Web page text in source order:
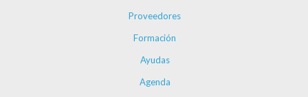
Proveedores
Formación
Ayudas
Agenda